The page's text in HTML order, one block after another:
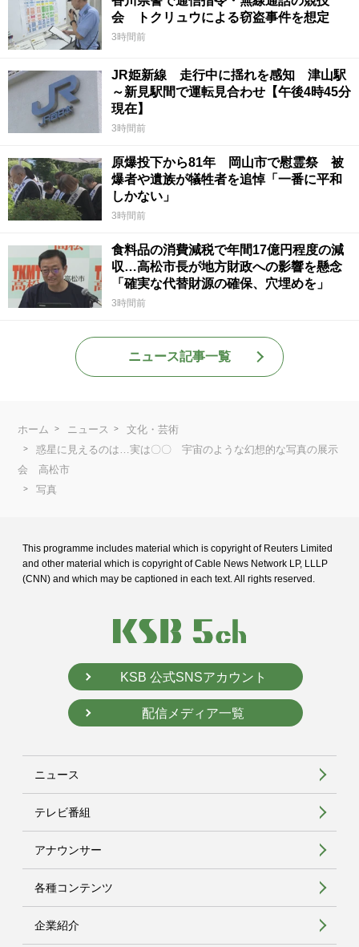
会 トクリュウによる窃盗事件を想定
3時間前
JR姫新線 走行中に揺れを感知 津山駅
～新見駅間で運転見合わせ【午後4時45分
現在】
3時間前
原爆投下から81年 岡山市で慰霊祭 被
爆者や遺族が犠牲者を追悼「一番に平和
しかない」
3時間前
食料品の消費減税で年間17億円程度の減
収…高松市長が地方財政への影響を懸念
「確実な代替財源の確保、穴埋めを」
3時間前
ニュース記事一覧
ホーム ニュース
文化・芸術
惑星に見えるのは…実は〇〇 宇宙のような幻想的な写真の展示
会 高松市
写真
This programme includes material which is copyright of Reuters Limited
and other material which is copyright of Cable News Network LP, LLLP
(CNN) and which may be captioned in each text. All rights reserved.
KSB 公式SNSアカウント
配信メディア一覧
ニュース
テレビ番組
アナウンサー
各種コンテンツ
企業紹介